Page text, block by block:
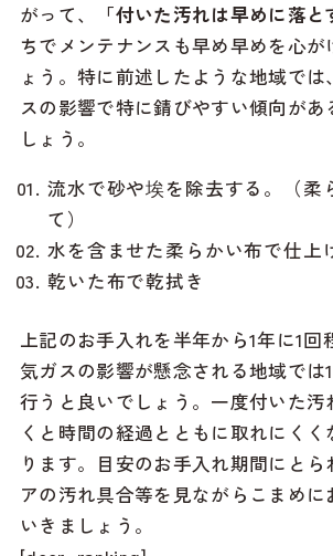
がって、
「付いた汚れは早めに落と
ちでメンテナンスも早め早めを心が
ょう。特に前述したような地域で
スの影響で特に錆びやすい傾向があ
しょう。
流水で砂や埃を除去する。（柔
て）
水を含ませた柔らかい布で仕上
乾いた布で乾拭き
上記のお手入れを半年から1年に1回
気ガスの影響が懸念される地域では
行うと良いでしょう。一度付いた汚
くと時間の経過とともに取れにくく
ります。目安のお手入れ期間にとら
アの汚れ具合等を見ながらこまめに
いきましょう。